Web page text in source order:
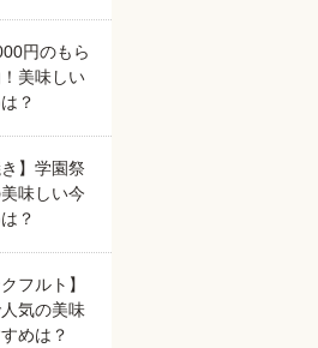
円のもら
美味しい
？
】学園祭
味しい今
？
フルト】
気の美味
めは？